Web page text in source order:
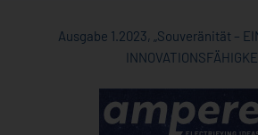
Ausgabe 1.2023, „Souveränität –